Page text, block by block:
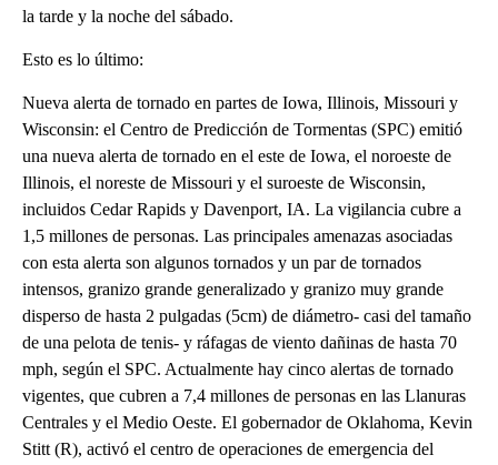
la tarde y la noche del sábado.
Esto es lo último:
Nueva alerta de tornado en partes de Iowa, Illinois, Missouri y
Wisconsin: el Centro de Predicción de Tormentas (SPC) emitió
una nueva alerta de tornado en el este de Iowa, el noroeste de
Illinois, el noreste de Missouri y el suroeste de Wisconsin,
incluidos Cedar Rapids y Davenport, IA. La vigilancia cubre a
1,5 millones de personas. Las principales amenazas asociadas
con esta alerta son algunos tornados y un par de tornados
intensos, granizo grande generalizado y granizo muy grande
disperso de hasta 2 pulgadas (5cm) de diámetro- casi del tamaño
de una pelota de tenis- y ráfagas de viento dañinas de hasta 70
mph, según el SPC. Actualmente hay cinco alertas de tornado
vigentes, que cubren a 7,4 millones de personas en las Llanuras
Centrales y el Medio Oeste. El gobernador de Oklahoma, Kevin
Stitt (R), activó el centro de operaciones de emergencia del